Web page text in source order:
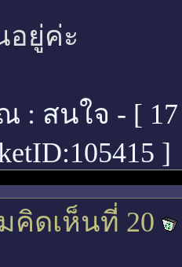
อยู่ค่ะ
: สนใจ - [
]
คิดเห็นที่ 20